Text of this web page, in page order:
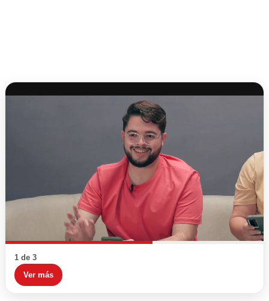
1 de 3
Ver más